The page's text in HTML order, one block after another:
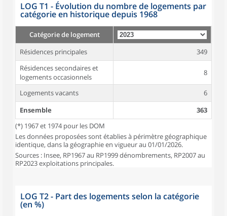
LOG T1 - Évolution du nombre de logements par
catégorie en historique depuis 1968
Catégorie de logement
Résidences principales
349
Résidences secondaires et
logements occasionnels
8
Logements vacants
6
Ensemble
363
(*) 1967 et 1974 pour les DOM
Les données proposées sont établies à périmètre géographique
identique, dans la géographie en vigueur au 01/01/2026.
Sources : Insee, RP1967 au RP1999 dénombrements, RP2007 au
RP2023 exploitations principales.
LOG T2 - Part des logements selon la catégorie
(en %)